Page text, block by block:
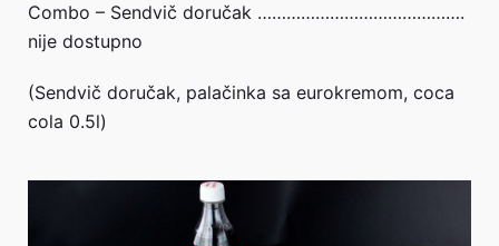
Combo – Sendvič doručak …………………………………….
nije dostupno
(Sendvič doručak, palačinka sa eurokremom, coca
cola 0.5l)